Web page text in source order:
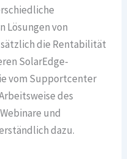
Lösungen von
die Rentabilität
SolarEdge-
vom Supportcenter
des
und
dazu.